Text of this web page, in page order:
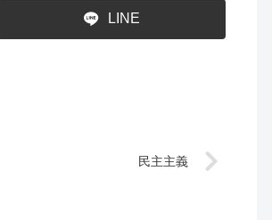
LINE
民主主義